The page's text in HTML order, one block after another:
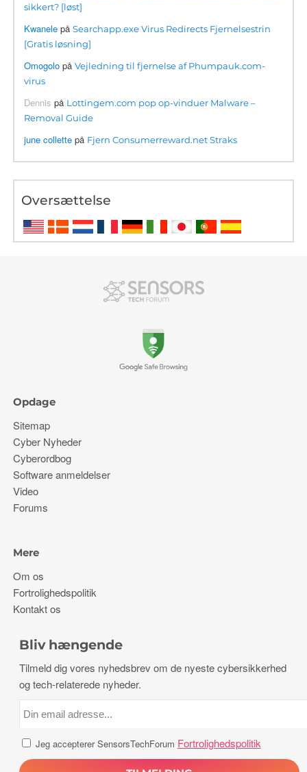
sikkert? [løst]
Kwanele påSearchapp.exe Virus Redirects Fjernelsestrin
[Gratis løsning]
Omogolo påVejledning til fjernelse af Phumpauk.com-
virus
Dennis på Lottingem.com pop op-vinduer Malware –
Removal Guide
june collette på Fjern Consumerreward.net Straks
Oversættelse
Opdage
Sitemap
Cyber ​​Nyheder
Cyberordbog
Software anmeldelser
Video
Forums
Mere
Om os
Fortrolighedspolitik
Kontakt os
Bliv hængende
Tilmeld dig vores nyhedsbrev om de nyeste cybersikkerhed
og tech-relaterede nyheder.
Jeg accepterer SensorsTechForum Fortrolighedspolitik